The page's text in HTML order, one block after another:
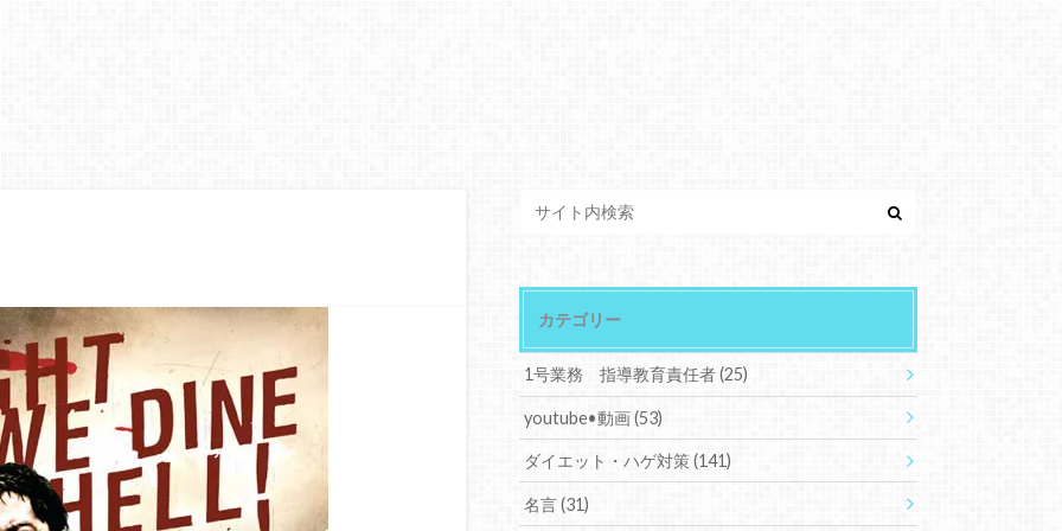
カテゴリー
1号業務 指導教育責任者(25)
youtube•動画(53)
ダイエット・ハゲ対策(141)
名言(31)